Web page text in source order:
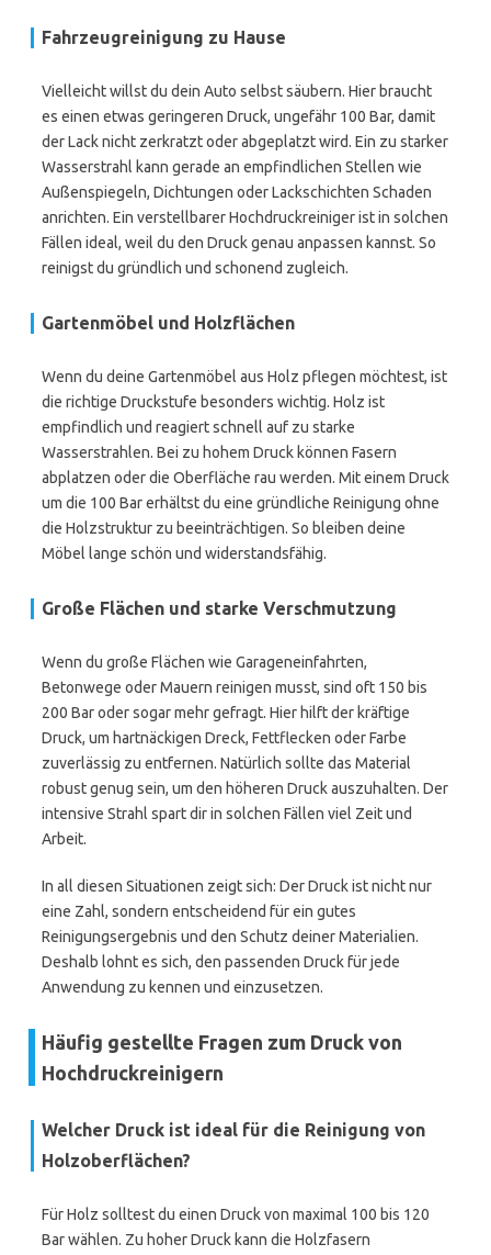
Fahrzeugreinigung zu Hause
Vielleicht willst du dein Auto selbst säubern. Hier braucht
es einen etwas geringeren Druck, ungefähr 100 Bar, damit
der Lack nicht zerkratzt oder abgeplatzt wird. Ein zu starker
Wasserstrahl kann gerade an empfindlichen Stellen wie
Außenspiegeln, Dichtungen oder Lackschichten Schaden
anrichten. Ein verstellbarer Hochdruckreiniger ist in solchen
Fällen ideal, weil du den Druck genau anpassen kannst. So
reinigst du gründlich und schonend zugleich.
Gartenmöbel und Holzflächen
Wenn du deine Gartenmöbel aus Holz pflegen möchtest, ist
die richtige Druckstufe besonders wichtig. Holz ist
empfindlich und reagiert schnell auf zu starke
Wasserstrahlen. Bei zu hohem Druck können Fasern
abplatzen oder die Oberfläche rau werden. Mit einem Druck
um die 100 Bar erhältst du eine gründliche Reinigung ohne
die Holzstruktur zu beeinträchtigen. So bleiben deine
Möbel lange schön und widerstandsfähig.
Große Flächen und starke Verschmutzung
Wenn du große Flächen wie Garageneinfahrten,
Betonwege oder Mauern reinigen musst, sind oft 150 bis
200 Bar oder sogar mehr gefragt. Hier hilft der kräftige
Druck, um hartnäckigen Dreck, Fettflecken oder Farbe
zuverlässig zu entfernen. Natürlich sollte das Material
robust genug sein, um den höheren Druck auszuhalten. Der
intensive Strahl spart dir in solchen Fällen viel Zeit und
Arbeit.
In all diesen Situationen zeigt sich: Der Druck ist nicht nur
eine Zahl, sondern entscheidend für ein gutes
Reinigungsergebnis und den Schutz deiner Materialien.
Deshalb lohnt es sich, den passenden Druck für jede
Anwendung zu kennen und einzusetzen.
Häufig gestellte Fragen zum Druck von
Hochdruckreinigern
Welcher Druck ist ideal für die Reinigung von
Holzoberflächen?
Für Holz solltest du einen Druck von maximal 100 bis 120
Bar wählen. Zu hoher Druck kann die Holzfasern